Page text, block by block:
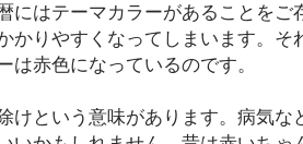
にはテーマカラーがあることを
かりやすくなってしまいます。
は赤色になっているのです。
けという意味があります。病気